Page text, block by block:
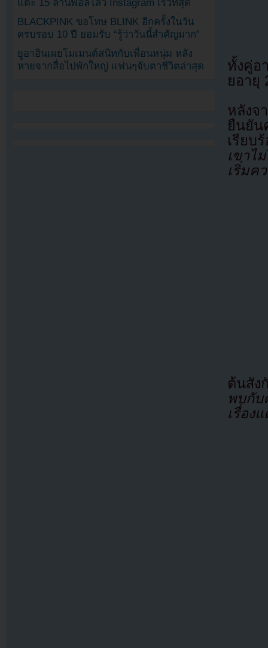
ทั้งคู่อ
ยอายุ
หลังจ
ยืนยัน
เรียบ
เขาไ
เริ่มค
ต้นสั
พบกับ
เรื่อง
แตะ 15 ล้านฟอลโลว์ Instagram เร็วที่สุด
BLACKPINK ขอโทษ BLINK อีกครั้งในวัน
ครบรอบ 10 ปี ยอมรับ “รู้ว่าวันนี้สำคัญมาก”
ยูอาอินเผยโมเมนต์สนิทกับเพื่อนหนุ่ม หลัง
หายจากสื่อไปพักใหญ่ แฟนๆจับตาชีวิตล่าสุด